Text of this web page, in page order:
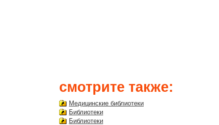
смотрите также:
Медицинские библиотеки
Библиотеки
Библиотеки